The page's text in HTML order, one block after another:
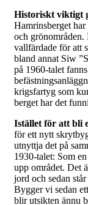
Historiskt viktigt
Hamrinsberget
och grönområden.
vallfärdade för att
bland annat Siw
på 1960-talet
krigsfartyg som
berget har det
Istället för att bli
för ett nytt
utnyttja det på
1930-talet: Som
upp området. Det
jord och sedan
Bygger vi sedan
blir utsikten ännu